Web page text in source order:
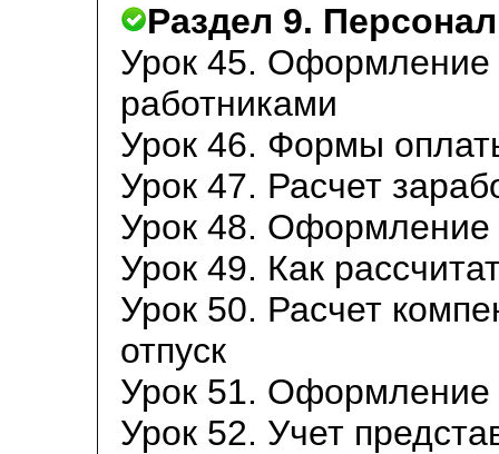
Раздел 9. Персонал
Урок 45. Оформление
работниками
Урок 46. Формы
Урок 47. Расчет
Урок 48. Оформление
Урок 49. Как
Урок 50. Расчет
отпуск
Урок 51. Оформление
Урок 52. Учет